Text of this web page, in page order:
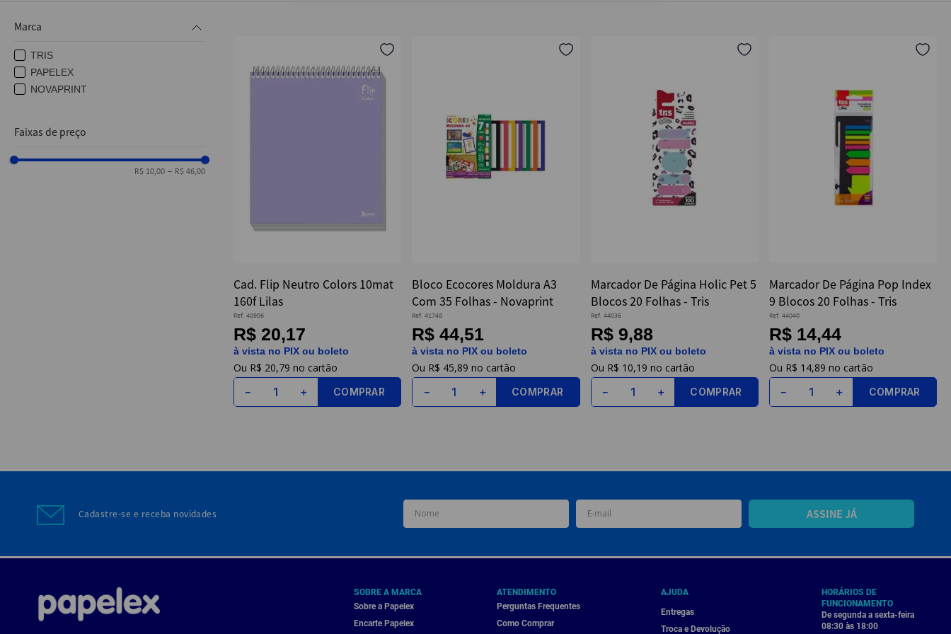
Marca
TRIS
PAPELEX
NOVAPRINT
Faixas de preço
R$ 10,00 – R$ 46,00
Cad. Flip Neutro Colors 10mat
160f Lilas
Ref. 40906
R$ 20,17
à vista no PIX ou boleto
R$ 20,79
＋
－ COMPRAR
Bloco Ecocores Moldura A3
Com 35 Folhas - Novaprint
Ref. 41748
R$ 44,51
à vista no PIX ou boleto
R$ 45,89
＋
－ COMPRAR
Marcador De Página Holic Pet 5
Blocos 20 Folhas - Tris
Ref. 44036
R$ 9,88
à vista no PIX ou boleto
R$ 10,19
＋
－ COMPRAR
Marcador De Página Pop Index
9 Blocos 20 Folhas - Tris
Ref. 44040
R$ 14,44
à vista no PIX ou boleto
R$ 14,89
＋
－ COMPRAR
Cadastre-se e receba novidades ASSINE JÁ
SOBRE A MARCA
Sobre a Papelex
Encarte Papelex
ATENDIMENTO
Perguntas Frequentes
Como Comprar
AJUDA
Entregas
Troca e Devolução
HORÁRIOS DE
FUNCIONAMENTO
De segunda a sexta-feira
08:30 às 18:00